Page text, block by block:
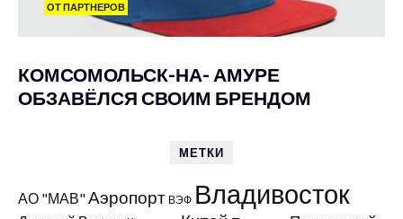
ОТ ПАРТНЕРОВ
КОМСОМОЛЬСК-НА- АМУРЕ
ОБЗАВЁЛСЯ СВОИМ БРЕНДОМ
МЕТКИ
АО "МАВ"Аэропорт ВЭФ Владивосток